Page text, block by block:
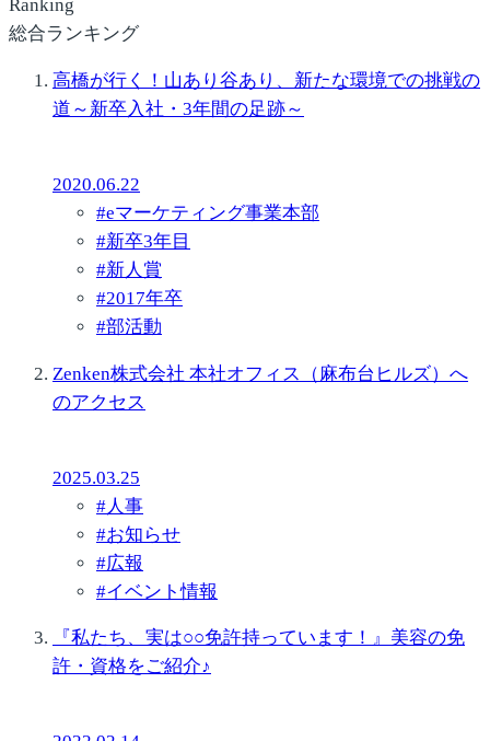
Ranking
総合ランキング
高橋が行く！山あり谷あり、新たな環境での挑戦の
道～新卒入社・3年間の足跡～
2020.06.22
#eマーケティング事業本部
#新卒3年目
#新人賞
#2017年卒
#部活動
Zenken株式会社 本社オフィス（麻布台ヒルズ）へ
のアクセス
2025.03.25
# 人事
#お知らせ
#広報
#イベント情報
『私たち、実は○○免許持っています！』美容の免
許・資格をご紹介♪